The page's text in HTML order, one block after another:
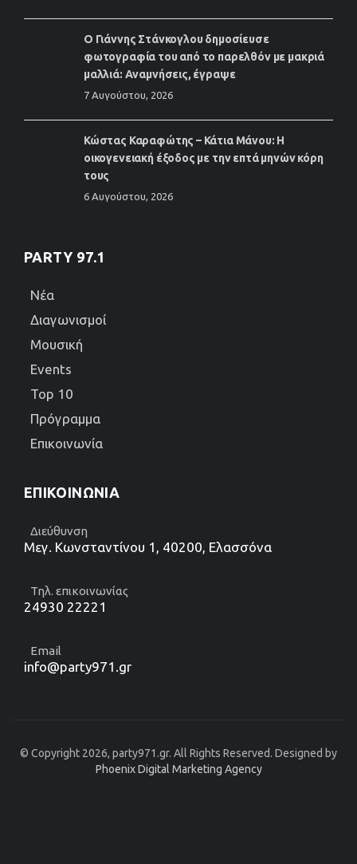
Ο Γιάννης Στάνκογλου δημοσίευσε
φωτογραφία του από το παρελθόν με μακριά
μαλλιά: Αναμνήσεις, έγραψε
7 Αυγούστου, 2026
Κώστας Καραφώτης – Κάτια Μάνου: Η
οικογενειακή έξοδος με την επτά μηνών κόρη
τους
6 Αυγούστου, 2026
PARTY 97.1
Νέα
Διαγωνισμοί
Μουσική
Events
Top 10
Πρόγραμμα
Επικοινωνία
ΕΠΙΚΟΙΝΩΝΊΑ
Διεύθυνση
Μεγ. Κωνσταντίνου 1, 40200, Ελασσόνα
Τηλ. επικοινωνίας
24930 22221
Email
info@party971.gr
© Copyright 2026, party971.gr. All Rights Reserved. Designed by
Phoenix Digital Marketing Agency